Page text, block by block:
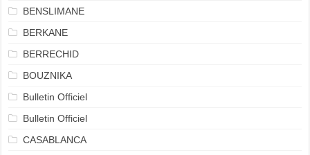
BENSLIMANE
BERKANE
BERRECHID
BOUZNIKA
Bulletin Officiel
Bulletin Officiel
CASABLANCA